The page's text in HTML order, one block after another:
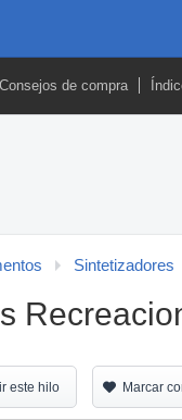
Consejos de compra
Sintetizadores
este hilo Marcar